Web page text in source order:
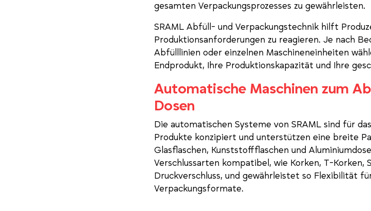
gesamten Verpackungsprozesses zu gewährleisten.
SRAML Abfüll- und Verpackungstechnik hilft
Produktionsanforderungen zu reagieren. Je nach
Abfülllinien oder einzelnen Maschineneinheiten
Endprodukt, Ihre Produktionskapazität und Ihre
Automatische Maschinen zum
Dosen
Die automatischen Systeme von SRAML sind für
Produkte konzipiert und unterstützen eine breite
Glasflaschen, Kunststoffflaschen und
Verschlussarten kompatibel, wie Korken, T-Korken,
Druckverschluss, und gewährleistet so Flexibilität
Verpackungsformate.